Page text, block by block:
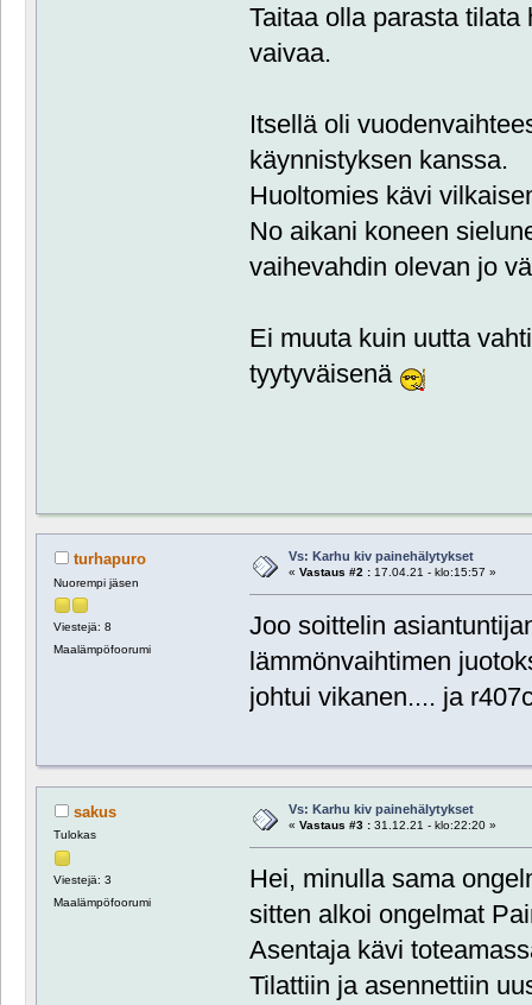
Taitaa olla parasta
vaivaa.
Itsellä oli
käynnistyksen kanssa.
Huoltomies kävi
No aikani koneen
vaihevahdin olevan jo
Ei muuta kuin uutta
tyytyväisenä
turhapuro
Nuorempi jäsen
Viestejä: 8
Maalämpöfoorumi
Vs: Karhu kiv painehälytykset
« Vastaus #2 :17.04.21 - klo:15:57 »
Joo soittelin
lämmönvaihtimen
johtui vikanen.... ja
sakus
Tulokas
Viestejä: 3
Maalämpöfoorumi
Vs: Karhu kiv painehälytykset
« Vastaus #3 :31.12.21 - klo:22:20 »
Hei, minulla sama
sitten alkoi ongelmat
Asentaja kävi
Tilattiin ja asennettiin